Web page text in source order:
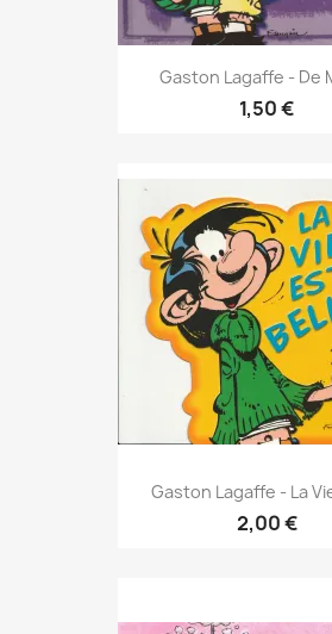
Gaston Lagaffe - De
1,50 €
Gaston Lagaffe - La
2,00 €